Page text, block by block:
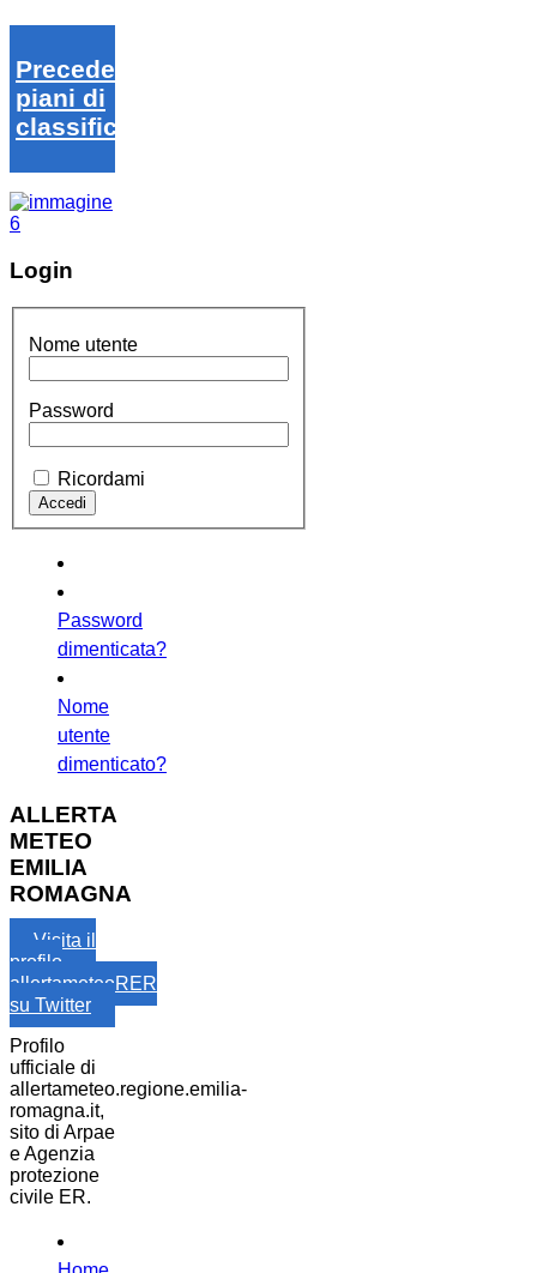
Precedenti
piani di
classifica
Login
Nome utente
Password
Ricordami
Password
dimenticata?
Nome
utente
dimenticato?
ALLERTA
METEO
EMILIA
ROMAGNA
Visita il
profilo
allertameteoRER
su Twitter
Profilo
ufficiale di
allertameteo.regione.emilia-
romagna.it,
sito di Arpae
e Agenzia
protezione
civile ER.